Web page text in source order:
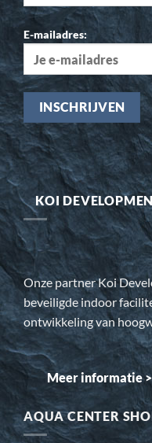
E-mailadres:
KOI
Onze partner Koi
beveiligde indoor
ontwikkeling van
Meer informatie
AQUA CENTER